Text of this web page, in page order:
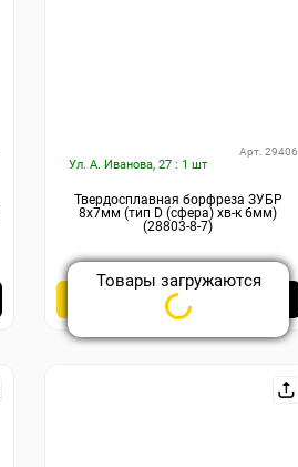
Ул. А. Иванова, 27 : 1 шт
Арт. 29406
Твердосплавная борфреза ЗУБР
8х7мм (тип D (сфера) хв-к 6мм)
(28803-8-7)
₽
Товары загружаются